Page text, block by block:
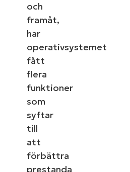
och
framåt,
har
operativsystemet
fått
flera
funktioner
som
syftar
till
att
förbättra
prestanda